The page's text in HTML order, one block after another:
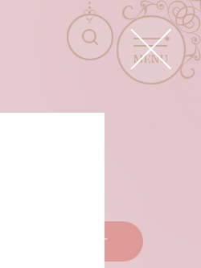
MENU
商品を選びなおす